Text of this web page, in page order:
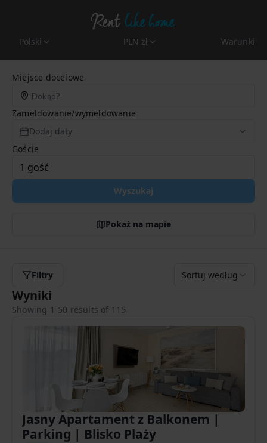
Polski PLN zł Warunki
Miejsce docelowe
Zameldowanie/wymeldowanie
Dodaj daty
Goście
Wyszukaj
Pokaż na mapie
Filtry Sortuj według
Wyniki
Showing 1-50 results of 115
Jasny Apartament z Balkonem |
Parking | Blisko Plaży